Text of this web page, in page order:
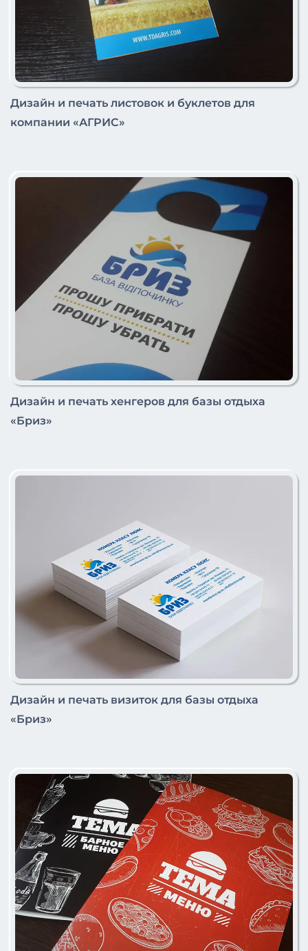
Дизайн и печать листовок и буклетов для
компании «АГРИС»
Дизайн и печать хенгеров для базы отдыха
«Бриз»
Дизайн и печать визиток для базы отдыха
«Бриз»